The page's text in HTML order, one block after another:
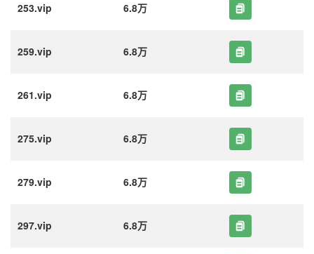
253.vip 6.8万
259.vip 6.8万
261.vip 6.8万
275.vip 6.8万
279.vip 6.8万
297.vip 6.8万